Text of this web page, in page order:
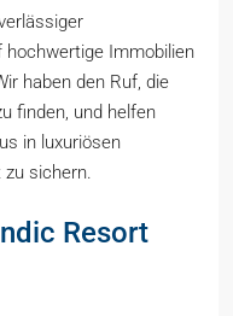
hochwertige Immobilien
haben den Ruf, die
finden, und helfen
in luxuriösen
zu sichern.
Resort